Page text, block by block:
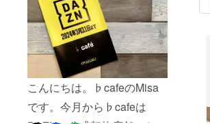
https://www.instagram.com/b
cafe_yamanashi/Twitter ・
https://twitter.com/bcafe_yam
anashi営業時間 日月水
木 10:00~18:00金
土 10:00~22:00定休日 火曜
日Misa.
ます。(空席の状況により
テーブル席へのご案内も
可。当日は様子により仮プ
ロジェクターを使用する場
合もあります。)ご予約は来
店、電話(080-4086-5856)ま
席のご予約を承ります！多
くの人に楽しんでいただき
たいため、席数の都合によ
り1~2名様カウンター席、3
名様~テーブル席のご案内に
なります。(空席の状況によ
こんにちは。♭cafeのMisa
です。今月から♭cafeは